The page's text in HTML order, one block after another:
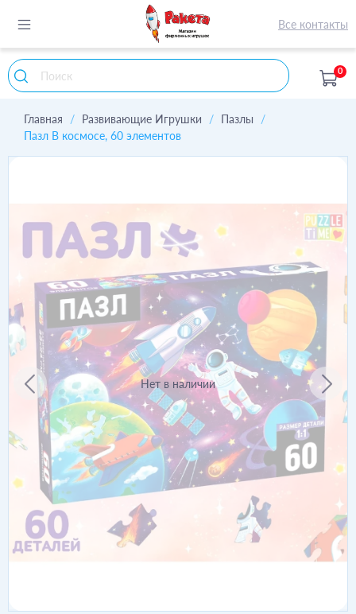
Все контакты
0
Главная Развивающие Игрушки
Пазлы
Пазл В космосе, 60 элементов
Нет в наличии